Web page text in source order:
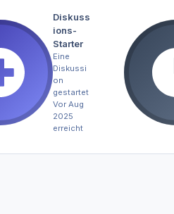
Diskuss
ions-
Starter
Eine
Diskussi
on
gestartet
Vor Aug
2025
erreicht